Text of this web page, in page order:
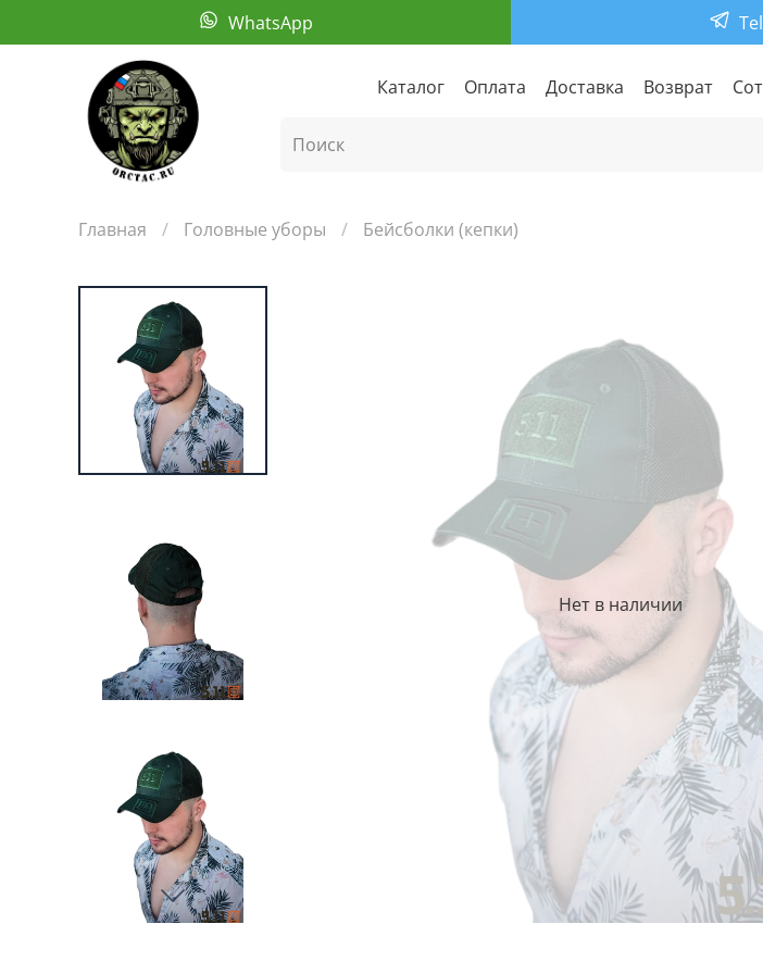
WhatsApp
Каталог Оплата Доставка Возврат
Главная Головные уборы Бейсболки (кепки)
Нет в наличии